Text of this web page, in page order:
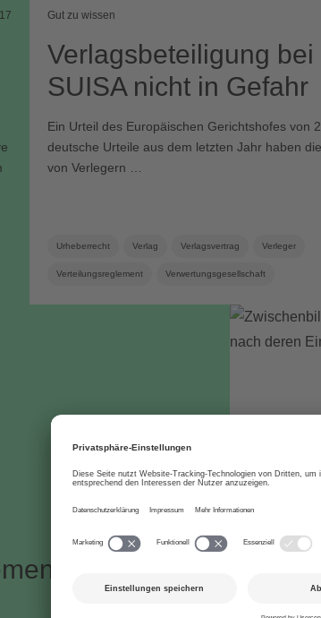
Gut zu wissen
Verlagsbeteiligung bei
SUISA nicht in Gefahr
Ein Urteil des Europäischen Gerichtshofes von
deutsche Urteile aus dem letzten Jahr haben
von Verlegern …
Urheberrecht Verlag Verlagsvertrag Verleger
Verteilungsreglement Verwertungsgesellschaft
gültig ab 1.
drei